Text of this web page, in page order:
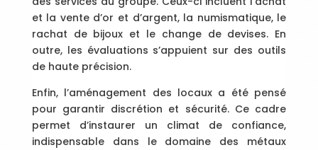
et la vente d’or et d’argent, la numismatique, le
rachat de bijoux et le change de devises. En
outre, les évaluations s’appuient sur des outils
de haute précision.
Enfin, l’aménagement des locaux a été pensé
pour garantir discrétion et sécurité. Ce cadre
permet d’instaurer un climat de confiance,
indispensable dans le domaine des métaux